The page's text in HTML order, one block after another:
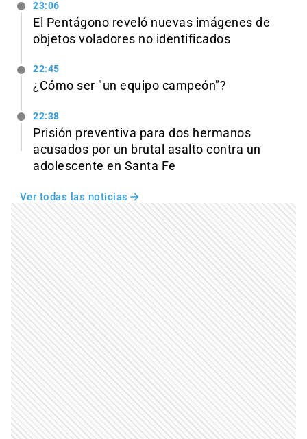
23:06
El Pentágono reveló nuevas imágenes de
objetos voladores no identificados
22:45
¿Cómo ser "un equipo campeón"?
22:38
Prisión preventiva para dos hermanos
acusados por un brutal asalto contra un
adolescente en Santa Fe
Ver todas las noticias